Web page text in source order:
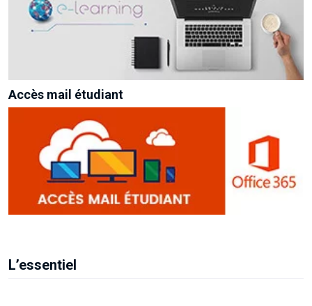
Accès mail étudiant
L’essentiel